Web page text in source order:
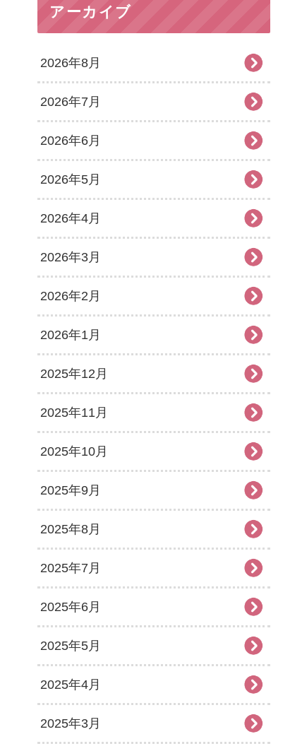
アーカイブ
2026年8月
2026年7月
2026年6月
2026年5月
2026年4月
2026年3月
2026年2月
2026年1月
2025年12月
2025年11月
2025年10月
2025年9月
2025年8月
2025年7月
2025年6月
2025年5月
2025年4月
2025年3月